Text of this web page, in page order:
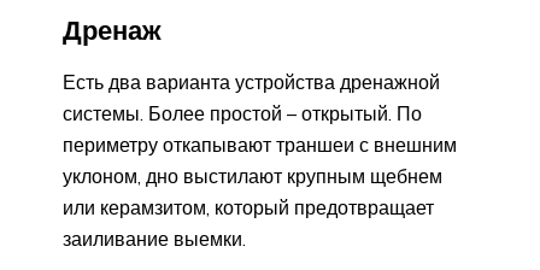
Дренаж
Есть два варианта устройства дренажной
системы. Более простой – открытый. По
периметру откапывают траншеи с внешним
уклоном, дно выстилают крупным щебнем
или керамзитом, который предотвращает
заиливание выемки.